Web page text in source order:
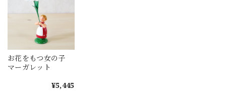
お花をもつ女の子
マーガレット
¥5,445